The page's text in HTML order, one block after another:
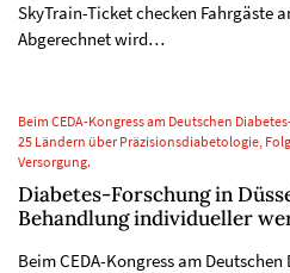
SkyTrain-Ticket checken Fahrgäste
Abgerechnet wird…
Beim CEDA-Kongress am Deutschen
25 Ländern über Präzisionsdiabetologie,
Versorgung.
Diabetes-Forschung in
Behandlung individueller
Beim CEDA-Kongress am